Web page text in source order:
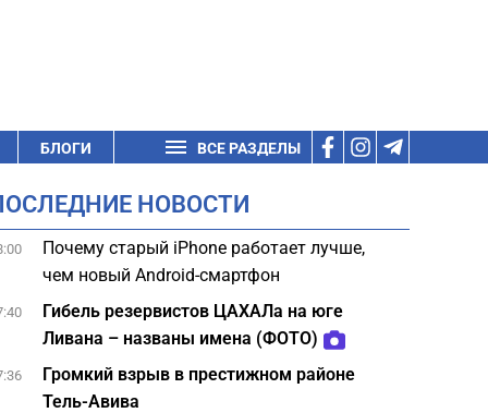
БЛОГИ ВСЕ РАЗДЕЛЫ
НОВОСТИ
Почему старый iPhone работает лучше,
чем новый Android-смартфон
Гибель резервистов ЦАХАЛа на юге
Ливана – названы имена (ФОТО)
Громкий взрыв в престижном районе
Тель-Авива